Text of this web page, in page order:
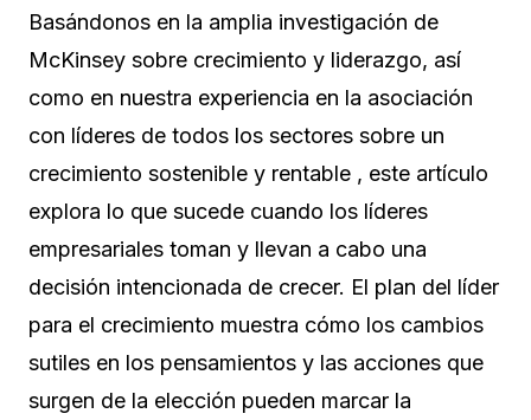
Basándonos en la amplia investigación de
McKinsey sobre crecimiento y liderazgo, así
como en nuestra experiencia en la asociación
con líderes de todos los sectores sobre un
crecimiento sostenible y rentable , este artículo
explora lo que sucede cuando los líderes
empresariales toman y llevan a cabo una
decisión intencionada de crecer. El plan del líder
para el crecimiento muestra cómo los cambios
sutiles en los pensamientos y las acciones que
surgen de la elección pueden marcar la